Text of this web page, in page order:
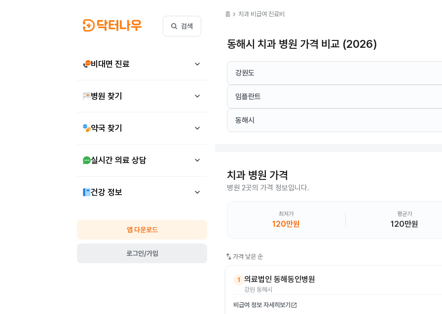
검색
비대면 진료
병원 찾기
약국 찾기
실시간 의료 상담
건강 정보
앱 다운로드
로그인/가입
홈 chevron_right 치과 비급여 진료비
동해시 치과 병원 가격 비교 (2026)
강원도
임플란트
동해시
치과 병원 가격
병원 2곳의 가격 정보입니다.
최저가
120만원
평균가
120만원
swap_vert 가격 낮은 순
1 의료법인 동해동인병원
강원 동해시
비급여 정보 자세히보기 open_in_new